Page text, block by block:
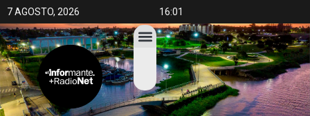
7 AGOSTO, 2026 16:01